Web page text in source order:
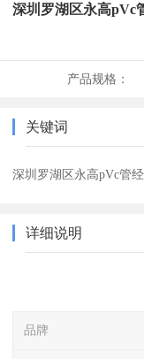
深圳罗湖区永高pVc
产品规格：
关键词
深圳罗湖区永高pVc管
详细说明
品牌